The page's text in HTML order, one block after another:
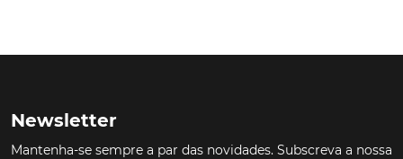
Newsletter
Mantenha-se sempre a par das novidades. Subscreva a nossa